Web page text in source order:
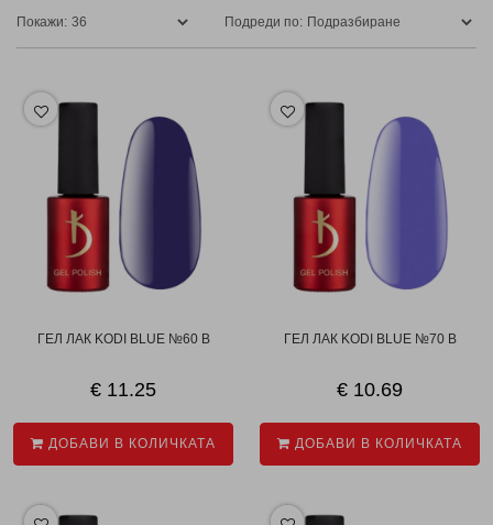
Подреди по:
Покажи:
ГЕЛ ЛАК KODI BLUE №60 B
€ 11.25
ДОБАВИ В КОЛИЧКАТА
ГЕЛ ЛАК KODI BLUE №70 B
€ 10.69
ДОБАВИ В КОЛИЧКАТА